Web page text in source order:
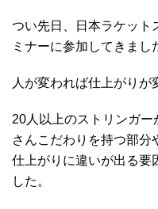
つい先日、日本ラケット
ミナーに参加してきまし
人が変われば仕上がりが
20人以上のストリンガ
さんこだわりを持つ部分
仕上がりに違いが出る要
した。